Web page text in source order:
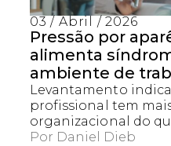
03 / Abril / 2026
Pressão por
alimenta
ambiente de
Levantamento
profissional tem
organizacional do
Por Daniel Dieb